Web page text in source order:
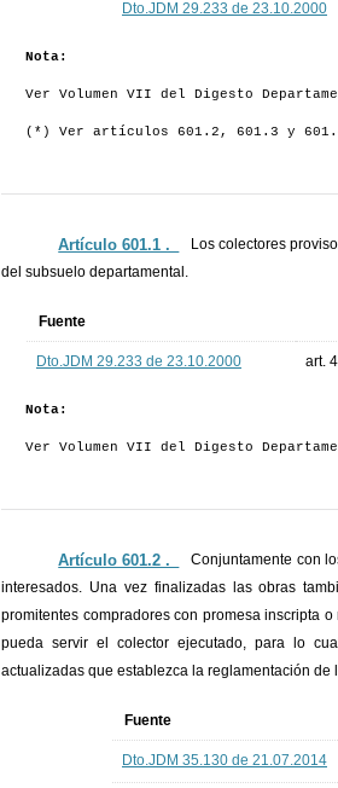
Dto.JDM 29.233 de 23.10.2000
Nota:
Ver Volumen VII del Digesto
(*) Ver artículos 601.2, 601.3 y
Artículo 601.1 ._
Los colectores
del subsuelo departamental.
Fuente
Dto.JDM 29.233 de 23.10.2000 art. 4
Nota:
Ver Volumen VII del Digesto
Artículo 601.2 ._
Conjuntamente con
interesados. Una vez finalizadas las obras
promitentes compradores con promesa inscripta
pueda servir el colector ejecutado, para lo
actualizadas que establezca la reglamentación de
Fuente
Dto.JDM 35.130 de 21.07.2014